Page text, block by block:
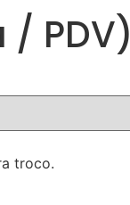
/ PDV)
troco.